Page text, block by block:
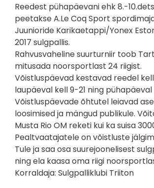
Reedest pühapäevani ehk 8.-
peetakse A.Le Coq Sport
Juunioride Karikaetappi/Yonex
2017 sulgpallis.
Rahvusvaheline suurturniir toob
mitusada noorsportlast 24 riigist.
Võistluspäevad kestavad reedel kell
laupäeval kell 9-21 ning pühapäeval
Võistluspäevade õhtutel leiavad
loosimised ja mängud publikule.
Musta Rio OM reketi kui ka suisa
Pealtvaatajatele on võistluste
Tule ja saa osa suurejoonelisest
ning ela kaasa oma riigi
Korraldaja: Sulgpalliklubi Triiton